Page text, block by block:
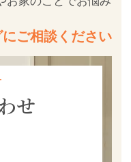
ご相談ください
せ